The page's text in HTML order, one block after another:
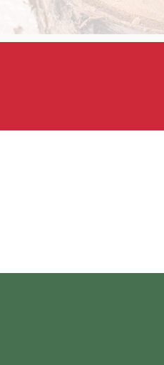
és hagyományos
meg, amelyek többek
jellemző ételek (